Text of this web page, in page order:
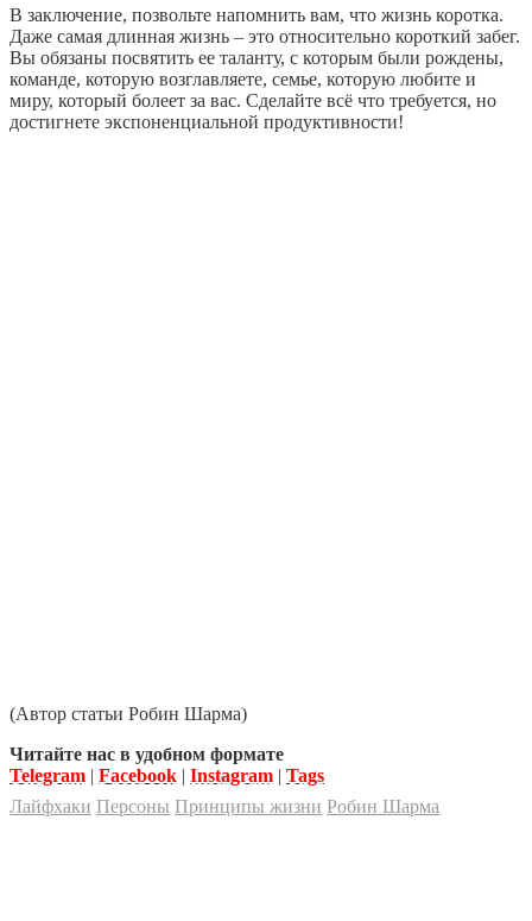
В заключение, позвольте напомнить вам, что жизнь коротка.
Даже самая длинная жизнь – это относительно короткий забег.
Вы обязаны посвятить ее таланту, с которым были рождены,
команде, которую возглавляете, семье, которую любите и
миру, который болеет за вас. Сделайте всё что требуется, но
достигнете экспоненциальной продуктивности!
(Автор статьи Робин Шарма)
Читайте нас в удобном формате
Telegram | Facebook | Instagram | Tags
Лайфхаки Персоны Принципы жизни Робин Шарма